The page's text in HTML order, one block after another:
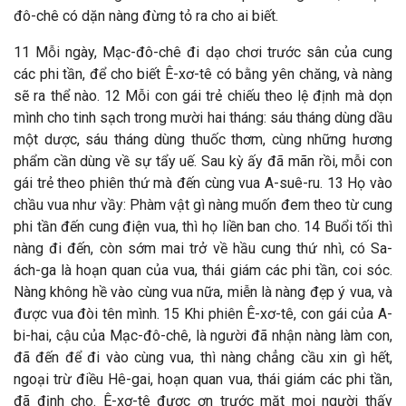
đô-chê có dặn nàng đừng tỏ ra cho ai biết.
11 Mỗi ngày, Mạc-đô-chê đi dạo chơi trước sân của cung
các phi tần, để cho biết Ê-xơ-tê có bằng yên chăng, và nàng
sẽ ra thể nào. 12 Mỗi con gái trẻ chiếu theo lệ định mà dọn
mình cho tinh sạch trong mười hai tháng: sáu tháng dùng dầu
một dược, sáu tháng dùng thuốc thơm, cùng những hương
phẩm cần dùng về sự tẩy uế. Sau kỳ ấy đã mãn rồi, mỗi con
gái trẻ theo phiên thứ mà đến cùng vua A-suê-ru. 13 Họ vào
chầu vua như vầy: Phàm vật gì nàng muốn đem theo từ cung
phi tần đến cung điện vua, thì họ liền ban cho. 14 Buổi tối thì
nàng đi đến, còn sớm mai trở về hầu cung thứ nhì, có Sa-
ách-ga là hoạn quan của vua, thái giám các phi tần, coi sóc.
Nàng không hề vào cùng vua nữa, miễn là nàng đẹp ý vua, và
được vua đòi tên mình. 15 Khi phiên Ê-xơ-tê, con gái của A-
bi-hai, cậu của Mạc-đô-chê, là người đã nhận nàng làm con,
đã đến để đi vào cùng vua, thì nàng chẳng cầu xin gì hết,
ngoại trừ điều Hê-gai, hoạn quan vua, thái giám các phi tần,
đã định cho. Ê-xơ-tê được ơn trước mặt mọi người thấy